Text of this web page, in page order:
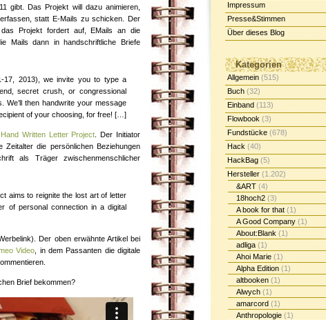
Impressum
Presse&Stimmen
Über dieses Blog
Kategorien
Allgemein (515)
Buch (32)
Einband (113)
Flowbook (3)
Fundstücke (678)
Hack (40)
HackBag (5)
Hersteller (1.202)
&ART (4)
18hoch2 (3)
A book for that (1)
A Good Company (1)
About:Blank (1)
adliga (1)
Ahoi Marie (1)
Alpha Edition (1)
altbooken (1)
Alwych (1)
amarcord (1)
Anthropologie (1)
gibt. Das Projekt will dazu animieren,
statt E-Mails zu schicken. Der
Projekt fordert auf, EMails an die
Mails dann in handschriftliche Briefe
2013), we invite you to type a
secret crush, or congressional
then handwrite your message
of your choosing, for free! […]
Written Letter Project . Der Initiator
die persönlichen Beziehungen
als Träger zwischenmenschlicher
aims to reignite the lost art of letter
of personal connection in a digital
Der oben erwähnte Artikel bei
Video , in dem Passanten die digitale
Brief bekommen?